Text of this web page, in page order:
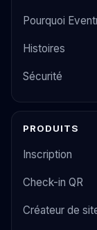
Pourquoi
Histoires
Sécurité
PRODUITS
Inscription
Check-in QR
Créateur de